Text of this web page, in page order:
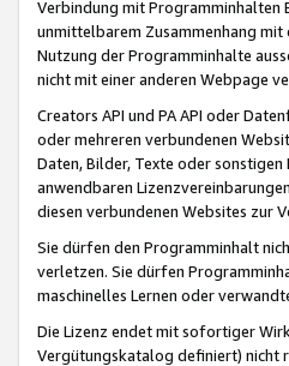
Verbindung mit Programminhalten
unmittelbarem Zusammenhang mit
Nutzung der Programminhalte
nicht mit einer anderen Webpage
Creators API und PA API oder
oder mehreren verbundenen
Daten, Bilder, Texte oder
anwendbaren
diesen verbundenen Websites zur
Sie dürfen den Programminhalt
verletzen. Sie dürfen
maschinelles Lernen oder
Die Lizenz endet mit sofortiger
Vergütungskatalog definiert) nicht